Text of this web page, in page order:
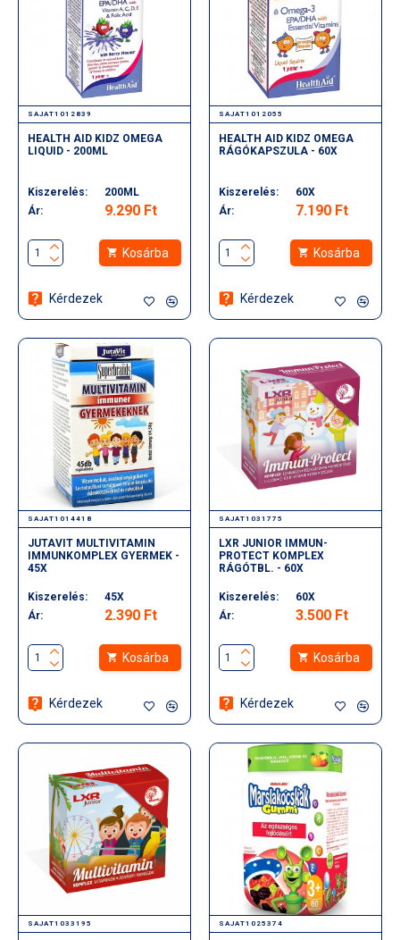
SAJAT1012839
HEALTH AID KIDZ OMEGA
LIQUID - 200ML
Kiszerelés:
200ML
Ár:
9.290 Ft
Kosárba
Kérdezek
SAJAT1012055
HEALTH AID KIDZ OMEGA
RÁGÓKAPSZULA - 60X
Kiszerelés:
60X
Ár:
7.190 Ft
Kosárba
Kérdezek
SAJAT1014418
JUTAVIT MULTIVITAMIN
IMMUNKOMPLEX GYERMEK -
45X
Kiszerelés:
45X
Ár:
2.390 Ft
Kosárba
Kérdezek
SAJAT1031775
LXR JUNIOR IMMUN-
PROTECT KOMPLEX
RÁGÓTBL. - 60X
Kiszerelés:
60X
Ár:
3.500 Ft
Kosárba
Kérdezek
SAJAT1033195 SAJAT1025374